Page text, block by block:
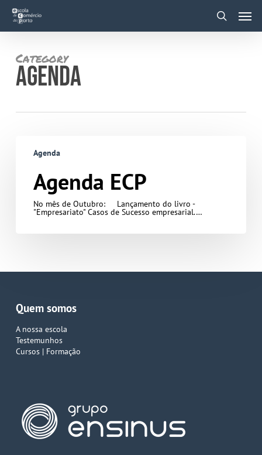
main
Category
AGENDA
Agenda
Agenda ECP
No mês de Outubro: Lançamento do livro -
"Empresariato" Casos de Sucesso empresarial.…
Quem somos
A nossa escola
Testemunhos
Cursos | Formação